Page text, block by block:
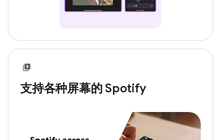
支持各种屏幕的 Spotify